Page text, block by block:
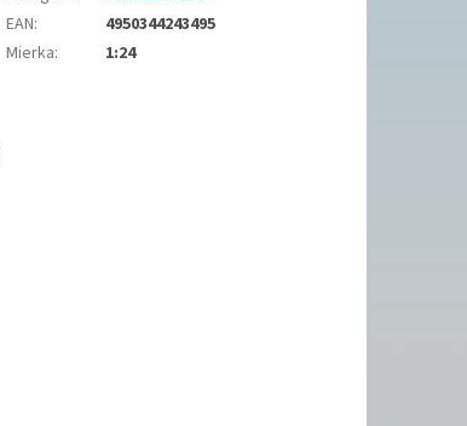
EAN:
4950344243495
Mierka: 1:24